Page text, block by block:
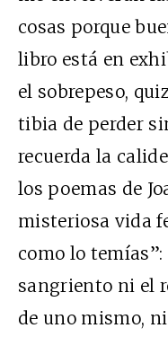
cosas porque
libro está en
el sobrepeso,
tibia de perder
recuerda la
los poemas de
misteriosa vida
como lo
sangriento ni el
de uno mismo,